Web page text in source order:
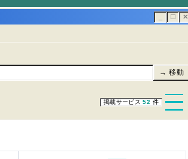
☐ ✕
→ 移動
掲載サービス52 件